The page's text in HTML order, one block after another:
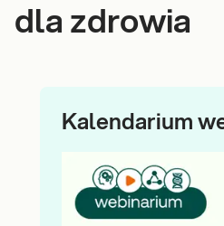
dla zdrowia
Kalendarium